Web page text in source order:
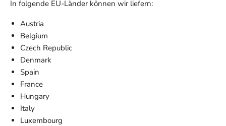
In folgende EU-Länder können wir liefern:
Austria
Belgium
Czech Republic
Denmark
Spain
France
Hungary
Italy
Luxembourg